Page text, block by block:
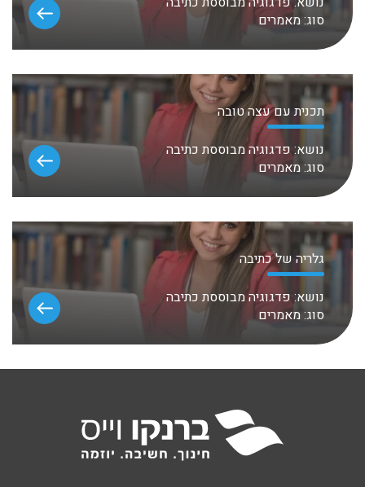
סוג:מאמרים
תכנית עם עצה טובה
נושא:פדגוגיה מבוססת כתיבה
סוג:מאמרים
גלריה של כתיבה
נושא:פדגוגיה מבוססת כתיבה
סוג:מאמרים